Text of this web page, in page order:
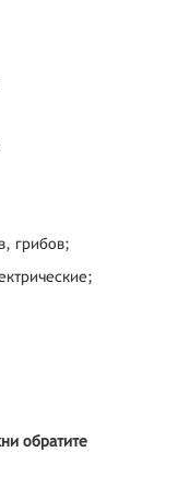
грибов;
обратите